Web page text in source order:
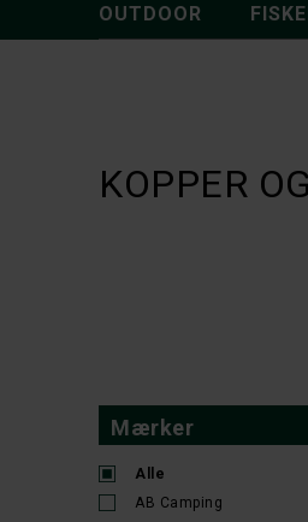
OUTDOOR
KOPPER
Mærker
Alle
AB Camping